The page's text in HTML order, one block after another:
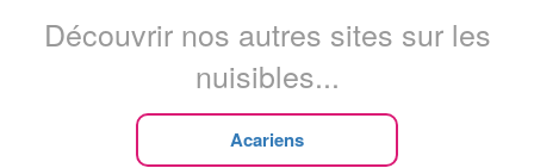
Découvrir nos autres sites sur les
nuisibles...
Acariens